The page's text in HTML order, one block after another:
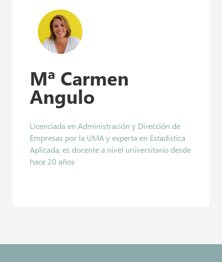
Mª Carmen
Angulo
Licenciada en Administración y Dirección de
Empresas por la UMA y experta en Estadística
Aplicada, es docente a nivel universitario desde
hace 20 años